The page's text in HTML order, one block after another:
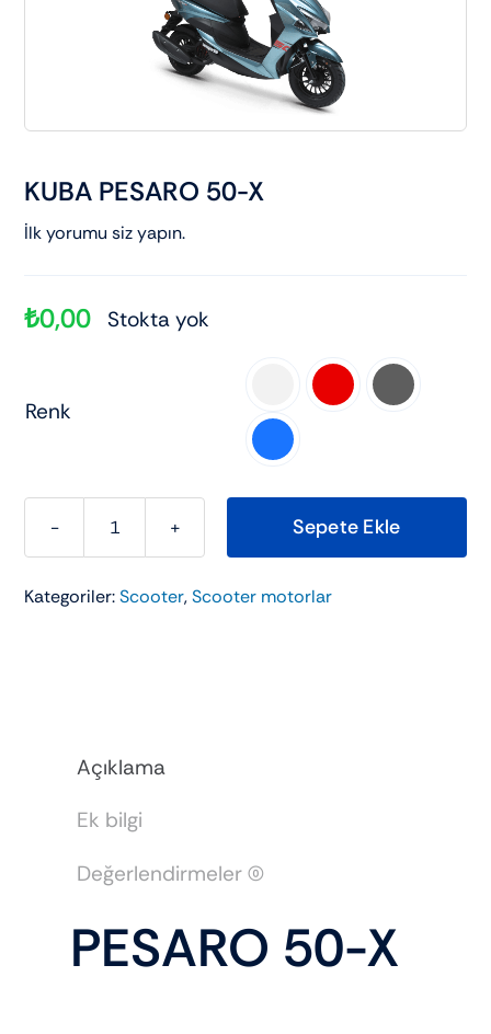
Chopper ve cross
Racing motorlar
KUBA PESARO 50-X
İlk yorumu siz yapın.
₺0,00 Stokta yok
Renk
KUBA
50-
Sepete Ekle
Kategoriler:Scooter,Scooter motorlar
Açıklama
Ek bilgi
Değerlendirmeler (0)
PESARO 50-X